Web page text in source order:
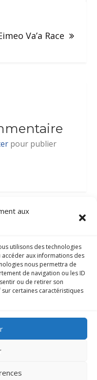
aux
utilisons des technologies
aux informations des
nous permettra de
de navigation ou les ID
ou de retirer son
certaines caractéristiques
Va’a Race
pour publier
Atuona
070